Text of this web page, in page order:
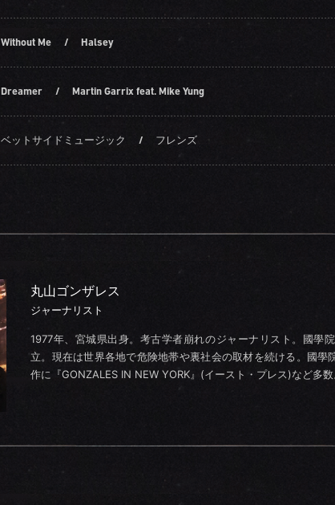
Without Me / Halsey
Dreamer / Martin Garrix feat. Mike Yung
ベットサイドミュージック / フレンズ
丸山ゴンザレス
ジャーナリスト
1977年、宮城県出身。考古学者崩れのジャーナリスト。國學
立。現在は世界各地で危険地帯や裏社会の取材を続ける。國學
作に『GONZALES IN NEW YORK』(イースト・プレス)など多数